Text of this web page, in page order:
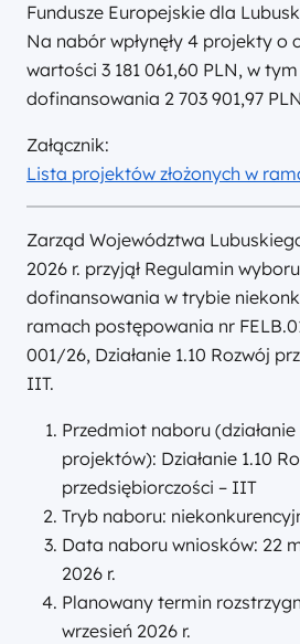
Fundusze Europejskie dla
Na nabór wpłynęły 4 projekty o
wartości 3 181 061,60 PLN, w
dofinansowania 2 703 901,97
Załącznik:
Lista projektów złożonych w
Zarząd Województwa
2026 r. przyjął Regulamin
dofinansowania w trybie
ramach postępowania nr
001/26, Działanie 1.10 Rozwój
IIT.
Przedmiot naboru
projektów): Działanie 1.10
przedsiębiorczości – IIT
Tryb naboru:
Data naboru wniosków: 22
2026 r.
Planowany termin
wrzesień 2026 r.